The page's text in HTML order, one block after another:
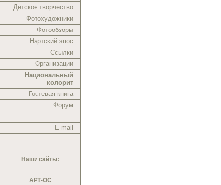
Детское творчество
Фотохудожники
Фотообзоры
Нартский эпос
Ссылки
Организации
Национальный
колорит
Гостевая книга
Форум
E-mail
Наши сайты:
АРТ-ОС